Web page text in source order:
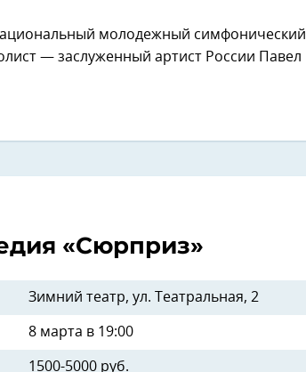
молодежный симфонический
— заслуженный артист России Павел
«Сюрприз»
Зимний театр, ул. Театральная, 2
8 марта в 19:00
1500-5000 руб.